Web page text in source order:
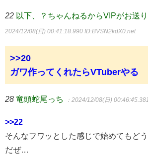
22 以下、？ちゃんねるからVIPがお送
2024/12/08(日) 00:41:18.990 ID:BVSN2kdX0.net
>>20
ガワ作ってくれたらVTuberやる
28 竜頭蛇尾っち ：2024/12/08(日) 00:46:45.381
>>22
そんなフワッとした感じで始めてもど
だぜ…